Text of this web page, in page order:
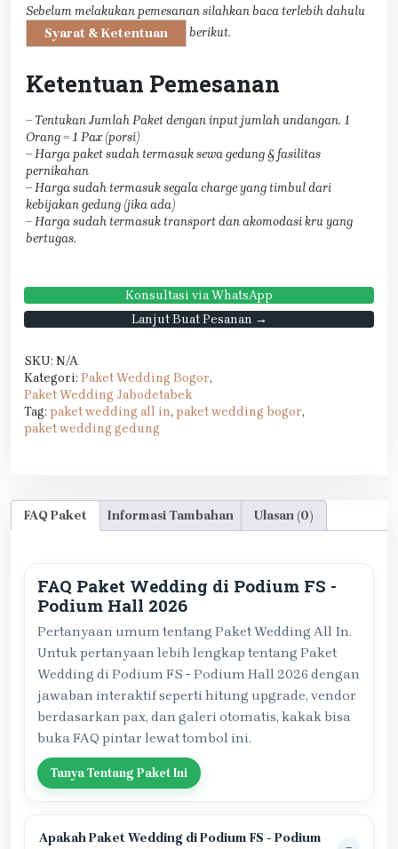
Sebelum melakukan pemesanan silahkan baca terlebih dahulu
Syarat & Ketentuan
berikut.
Ketentuan Pemesanan
– Tentukan Jumlah Paket dengan input jumlah undangan. 1
Orang = 1 Pax (porsi)
– Harga paket sudah termasuk sewa gedung & fasilitas
pernikahan
– Harga sudah termasuk segala charge yang timbul dari
kebijakan gedung (jika ada)
– Harga sudah termasuk transport dan akomodasi kru yang
bertugas.
Konsultasi via WhatsApp
Lanjut Buat Pesanan →
SKU: N/A
Kategori: Paket Wedding Bogor,
Paket Wedding Jabodetabek
Tag: paket wedding all in, paket wedding bogor,
paket wedding gedung
FAQ Paket Informasi Tambahan Ulasan (0)
FAQ Paket Wedding di Podium FS -
Podium Hall 2026
Pertanyaan umum tentang Paket Wedding All In.
Untuk pertanyaan lebih lengkap tentang Paket
Wedding di Podium FS - Podium Hall 2026 dengan
jawaban interaktif seperti hitung upgrade, vendor
berdasarkan pax, dan galeri otomatis, kakak bisa
buka FAQ pintar lewat tombol ini.
Tanya Tentang Paket Ini
Apakah Paket Wedding di Podium FS - Podium